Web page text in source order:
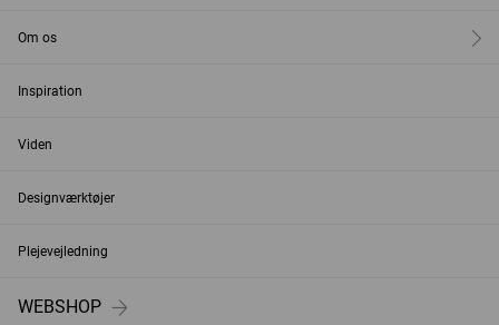
Om os
Inspiration
Viden
Designværktøjer
Plejevejledning
WEBSHOP